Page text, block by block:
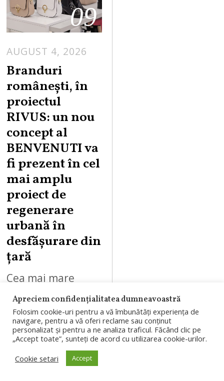
09
AUGUST 4, 2026
Branduri
românești, în
proiectul
RIVUS: un nou
concept al
BENVENUTI va
fi prezent în cel
mai amplu
proiect de
regenerare
urbană în
desfășurare din
țară
Cea mai mare
suprafață de
shopping din țară
(142.000 mp),
peste 400 de
magazine,
Apreciem confidențialitatea dumneavoastră
Folosim cookie-uri pentru a vă îmbunătăți experiența de
navigare, pentru a vă oferi reclame sau conținut
personalizat și pentru a ne analiza traficul. Făcând clic pe
„Accept toate”, sunteți de acord cu utilizarea cookie-urilor.
Cookie setari
Accept